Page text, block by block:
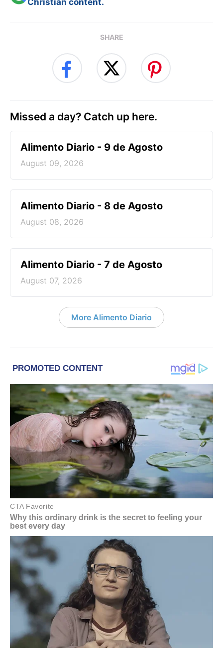
Christian content.
SHARE
Missed a day? Catch up here.
Alimento Diario - 9 de Agosto
August 09, 2026
Alimento Diario - 8 de Agosto
August 08, 2026
Alimento Diario - 7 de Agosto
August 07, 2026
More Alimento Diario